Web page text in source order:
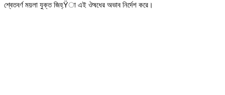
শ্বেতবর্ণ ময়লা যুক্ত জিহ্Ÿা এই ঔষধের অভাব নির্দেশ করে।